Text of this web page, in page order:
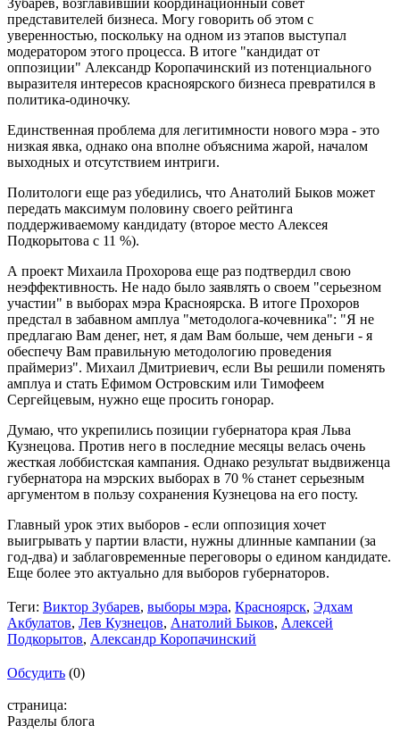
представителей бизнеса. Могу говорить об этом с
уверенностью, поскольку на одном из этапов выступал
модератором этого процесса. В итоге "кандидат от
оппозиции" Александр Коропачинский из потенциального
выразителя интересов красноярского бизнеса превратился в
политика-одиночку.
Единственная проблема для легитимности нового мэра - это
низкая явка, однако она вполне объяснима жарой, началом
выходных и отсутствием интриги.
Политологи еще раз убедились, что Анатолий Быков может
передать максимум половину своего рейтинга
поддерживаемому кандидату (второе место Алексея
Подкорытова с 11 %).
А проект Михаила Прохорова еще раз подтвердил свою
неэффективность. Не надо было заявлять о своем "серьезном
участии" в выборах мэра Красноярска. В итоге Прохоров
предстал в забавном амплуа "методолога-кочевника": "Я не
предлагаю Вам денег, нет, я дам Вам больше, чем деньги - я
обеспечу Вам правильную методологию проведения
праймериз". Михаил Дмитриевич, если Вы решили поменять
амплуа и стать Ефимом Островским или Тимофеем
Сергейцевым, нужно еще просить гонорар.
Думаю, что укрепились позиции губернатора края Льва
Кузнецова. Против него в последние месяцы велась очень
жесткая лоббистская кампания. Однако результат выдвиженца
губернатора на мэрских выборах в 70 % станет серьезным
аргументом в пользу сохранения Кузнецова на его посту.
Главный урок этих выборов - если оппозиция хочет
выигрывать у партии власти, нужны длинные кампании (за
год-два) и заблаговременные переговоры о едином кандидате.
Еще более это актуально для выборов губернаторов.
Теги: Виктор Зубарев, выборы мэра, Красноярск, Эдхам
Акбулатов, Лев Кузнецов, Анатолий Быков, Алексей
Подкорытов, Александр Коропачинский
Обсудить (0)
страница:
Разделы блога